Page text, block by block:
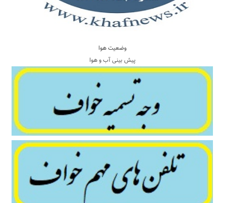
وضعیت هوا
پیش بینی آب و هوا